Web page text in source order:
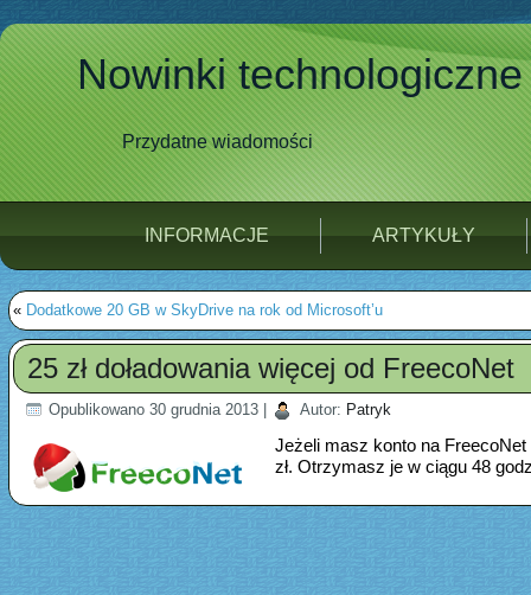
Nowinki technologiczne
Przydatne wiadomości
INFORMACJE ARTYKUŁY
« Dodatkowe 20 GB w SkyDrive na rok od Microsoft’u
25 zł doładowania więcej od FreecoNet
Opublikowano 30 grudnia 2013 Autor: Patryk
Jeżeli masz konto na FreecoNet
zł. Otrzymasz je w ciągu 48